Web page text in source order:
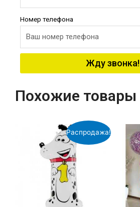
Номер телефона
Жду звонка!
Похожие товары
Распродажа!